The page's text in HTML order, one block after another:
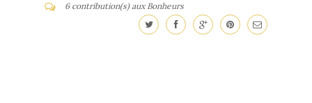
6 contribution(s) aux Bonheurs